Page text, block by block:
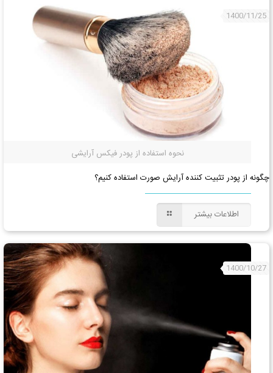
نحوه استفاده از پودر فیکس آرایشی
1400/11/25
چگونه از پودر تثبیت‌ کننده آرایش صورت استفاده کنیم؟
اطلاعات بیشتر
1400/10/27